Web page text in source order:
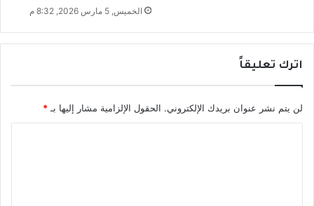
س
ة
الخميس, 5 مارس 2026, 8:32 م
اترك تعليقاً
لن يتم نشر عنوان بريدك الإلكتروني. الحقول الإلزامية مشار إليها بـ*